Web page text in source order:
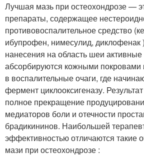
Лучшая мазь при остеохондрозе —
препараты, содержащее
противовоспалительное средство
ибупрофен, нимесулид, диклофенак
нанесения на область шеи
абсорбируются кожными покровами
в воспалительные очаги, где
фермент циклооксигеназу.
полное прекращение
медиаторов боли и отечности
брадикининов. Наибольшей
эффективностью отличаются такие
мази при остеохондрозе :